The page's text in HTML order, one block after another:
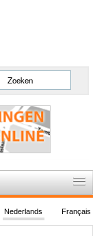
Français
Nederlands